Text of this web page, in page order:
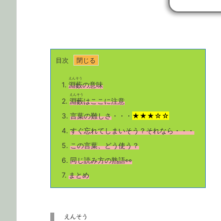
目次
1. 淵藪
えんそう
の意味
2. 淵藪
えんそう
はここに注意
3. 言葉の難しさ ・・・ ★★★☆☆
4. すぐ忘れてしまいそう？それなら・・・
5. この言葉、どう使う？
6. 同じ読み方の熟語👀
7. まとめ
えんそう